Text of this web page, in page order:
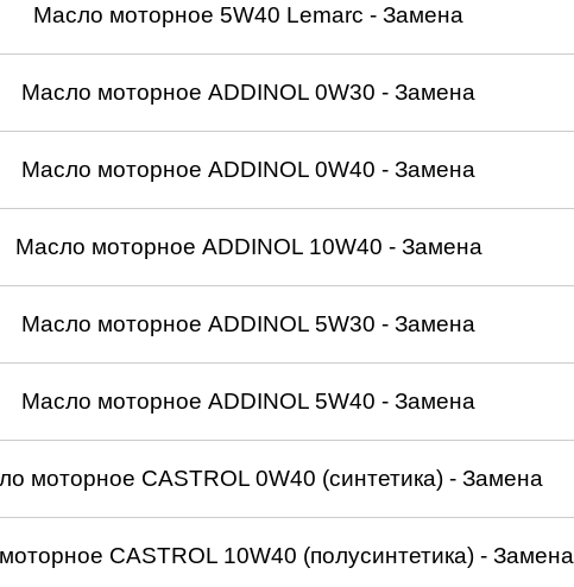
Масло моторное 5W40 Lemarc - Замена
Масло моторное ADDINOL 0W30 - Замена
Масло моторное ADDINOL 0W40 - Замена
Масло моторное ADDINOL 10W40 - Замена
Масло моторное ADDINOL 5W30 - Замена
Масло моторное ADDINOL 5W40 - Замена
моторное CASTROL 0W40 (синтетика) - Замена
CASTROL 10W40 (полусинтетика) - Замена